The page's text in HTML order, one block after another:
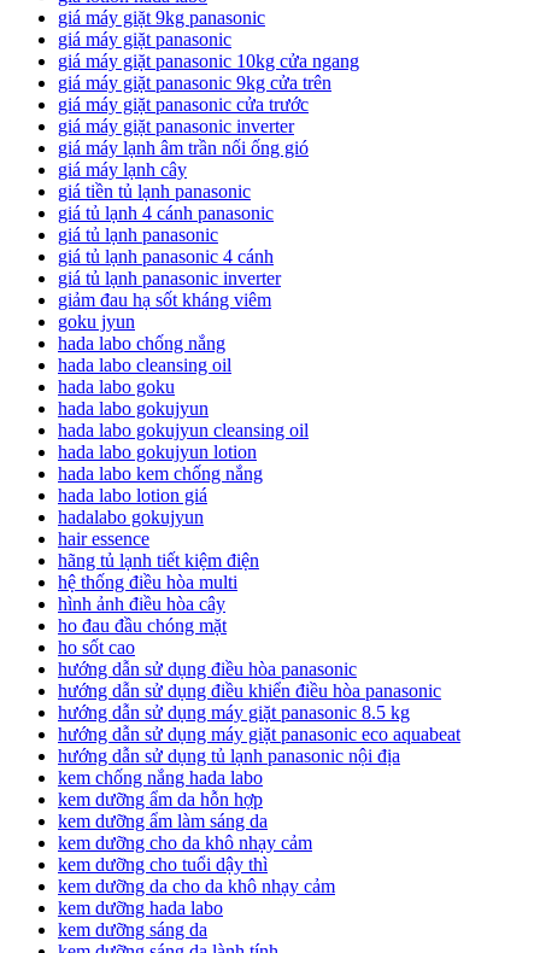
giá máy giặt 9kg panasonic
giá máy giặt panasonic
giá máy giặt panasonic 10kg cửa ngang
giá máy giặt panasonic 9kg cửa trên
giá máy giặt panasonic cửa trước
giá máy giặt panasonic inverter
giá máy lạnh âm trần nối ống gió
giá máy lạnh cây
giá tiền tủ lạnh panasonic
giá tủ lạnh 4 cánh panasonic
giá tủ lạnh panasonic
giá tủ lạnh panasonic 4 cánh
giá tủ lạnh panasonic inverter
giảm đau hạ sốt kháng viêm
goku jyun
hada labo chống nắng
hada labo cleansing oil
hada labo goku
hada labo gokujyun
hada labo gokujyun cleansing oil
hada labo gokujyun lotion
hada labo kem chống nắng
hada labo lotion giá
hadalabo gokujyun
hair essence
hãng tủ lạnh tiết kiệm điện
hệ thống điều hòa multi
hình ảnh điều hòa cây
ho đau đầu chóng mặt
ho sốt cao
hướng dẫn sử dụng điều hòa panasonic
hướng dẫn sử dụng điều khiển điều hòa panasonic
hướng dẫn sử dụng máy giặt panasonic 8.5 kg
hướng dẫn sử dụng máy giặt panasonic eco aquabeat
hướng dẫn sử dụng tủ lạnh panasonic nội địa
kem chống nắng hada labo
kem dưỡng ẩm da hỗn hợp
kem dưỡng ẩm làm sáng da
kem dưỡng cho da khô nhạy cảm
kem dưỡng cho tuổi dậy thì
kem dưỡng da cho da khô nhạy cảm
kem dưỡng hada labo
kem dưỡng sáng da